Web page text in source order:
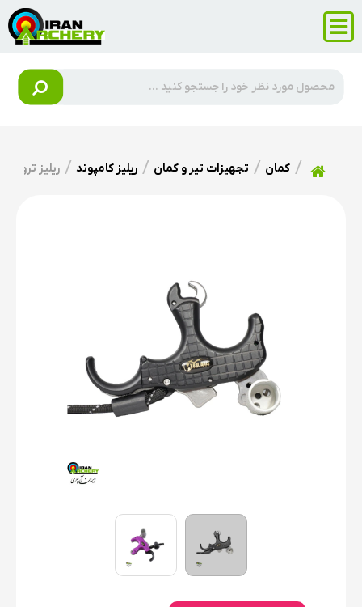
کمان تجهیزات تیر و کمان ریلیز کامپوند ریلیز ترو بال Blade Pro Flex